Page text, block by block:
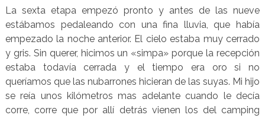
La sexta etapa empezó pronto y antes de las nueve
estábamos pedaleando con una fina lluvia, que había
empezado la noche anterior. El cielo estaba muy cerrado
y gris. Sin querer, hicimos un «simpa» porque la recepción
estaba todavía cerrada y el tiempo era oro si no
queríamos que las nubarrones hicieran de las suyas. Mi hijo
se reía unos kilómetros mas adelante cuando le decía
corre, corre que por allí detrás vienen los del camping